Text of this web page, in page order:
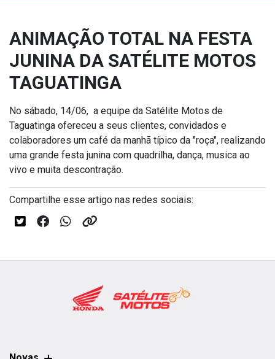
ANIMAÇÃO TOTAL NA FESTA
JUNINA DA SATÉLITE MOTOS
TAGUATINGA
No sábado, 14/06, a equipe da Satélite Motos de
Taguatinga ofereceu a seus clientes, convidados e
colaboradores um café da manhã típico da "roça", realizando
uma grande festa junina com quadrilha, dança, musica ao
vivo e muita descontração.
Compartilhe esse artigo nas redes sociais: